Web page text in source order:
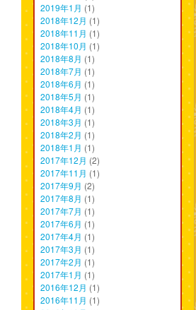
2019年1月 (1)
2018年12月 (1)
2018年11月 (1)
2018年10月 (1)
2018年8月 (1)
2018年7月 (1)
2018年6月 (1)
2018年5月 (1)
2018年4月 (1)
2018年3月 (1)
2018年2月 (1)
2018年1月 (1)
2017年12月 (2)
2017年11月 (1)
2017年9月 (2)
2017年8月 (1)
2017年7月 (1)
2017年6月 (1)
2017年4月 (1)
2017年3月 (1)
2017年2月 (1)
2017年1月 (1)
2016年12月 (1)
2016年11月 (1)